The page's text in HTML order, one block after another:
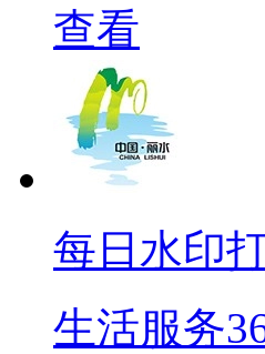
查看
每日水印
生活服务